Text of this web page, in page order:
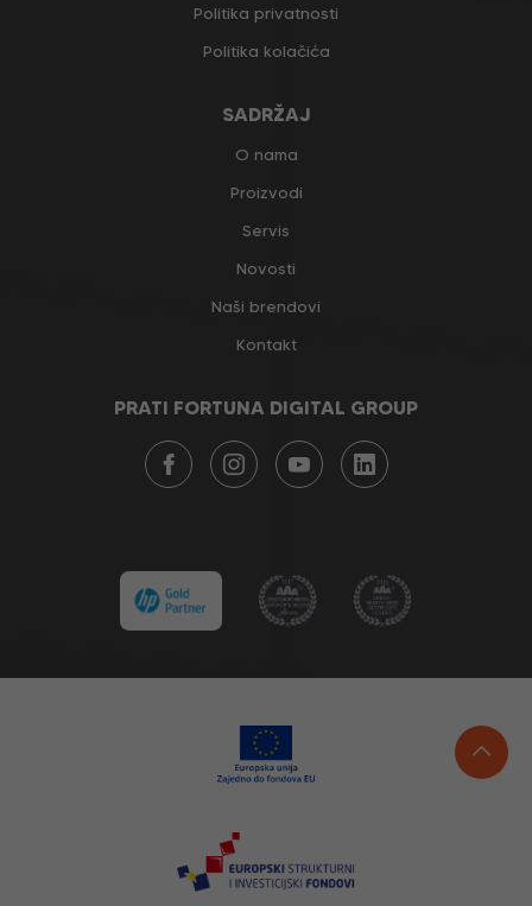
Politika privatnosti
Politika kolačića
SADRŽAJ
O nama
Proizvodi
Servis
Novosti
Naši brendovi
Kontakt
PRATI FORTUNA DIGITAL GROUP